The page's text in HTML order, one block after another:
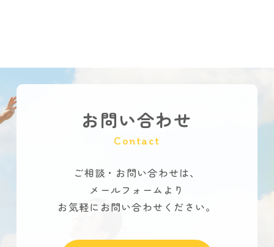
お問い合わせ
Contact
ご相談・お問い合わせは、
メールフォームより
お気軽にお問い合わせください。